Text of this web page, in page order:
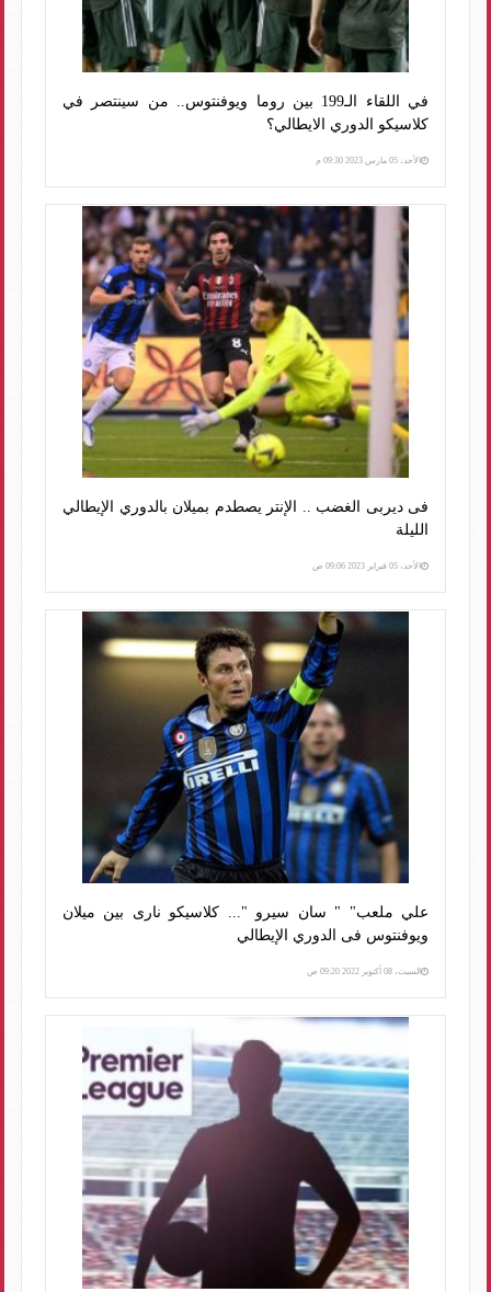
في اللقاء الـ199 بين روما ويوفنتوس.. من سينتصر في
كلاسيكو الدوري الايطالي؟
الأحد، 05 مارس 2023 09:30 م
فى ديربى الغضب .. الإنتر يصطدم بميلان بالدوري الإيطالي
الليلة
الأحد، 05 فبراير 2023 09:06 ص
علي ملعب" " سان سيرو "... كلاسيكو نارى بين ميلان
ويوفنتوس فى الدوري الإيطالي
السبت، 08 أكتوبر 2022 09:20 ص